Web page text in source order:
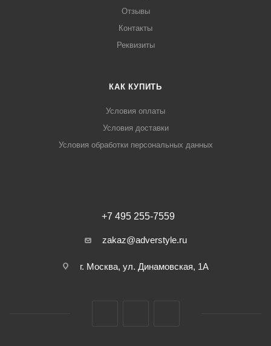
Отзывы
Контакты
Реквизиты
КАК КУПИТЬ
Условия оплаты
Условия доставки
Условия обработки персональных данных
+7 495 255-7559
zakaz@adverstyle.ru
г. Москва, ул. Динамовская, 1А